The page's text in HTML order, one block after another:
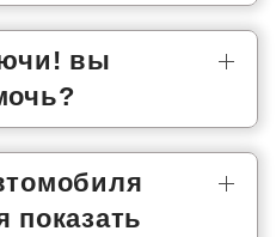
вы
показать